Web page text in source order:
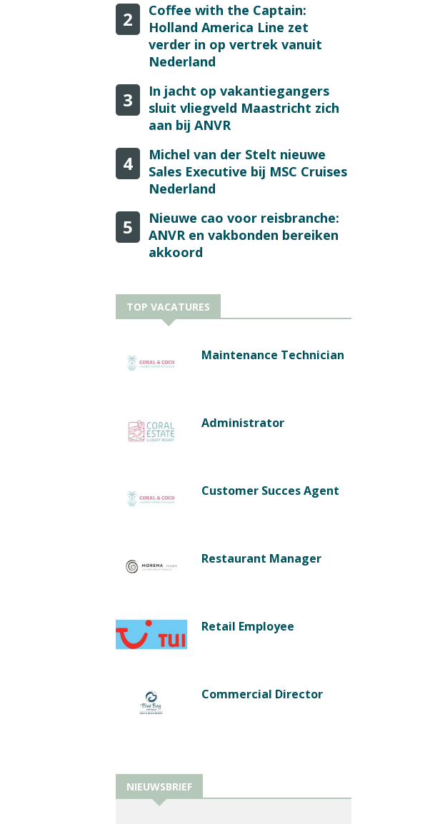
2
Coffee with the Captain:
Holland America Line zet
verder in op vertrek vanuit
Nederland
3
In jacht op vakantiegangers
sluit vliegveld Maastricht zich
aan bij ANVR
4
Michel van der Stelt nieuwe
Sales Executive bij MSC Cruises
Nederland
5
Nieuwe cao voor reisbranche:
ANVR en vakbonden bereiken
akkoord
TOP VACATURES
Maintenance Technician
Administrator
Customer Succes Agent
Restaurant Manager
Retail Employee
Commercial Director
NIEUWSBRIEF